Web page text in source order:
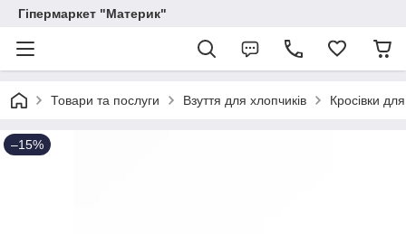
Гіпермаркет "Материк"
Товари та послуги Взуття для хлопчиків Кросівки
–15%